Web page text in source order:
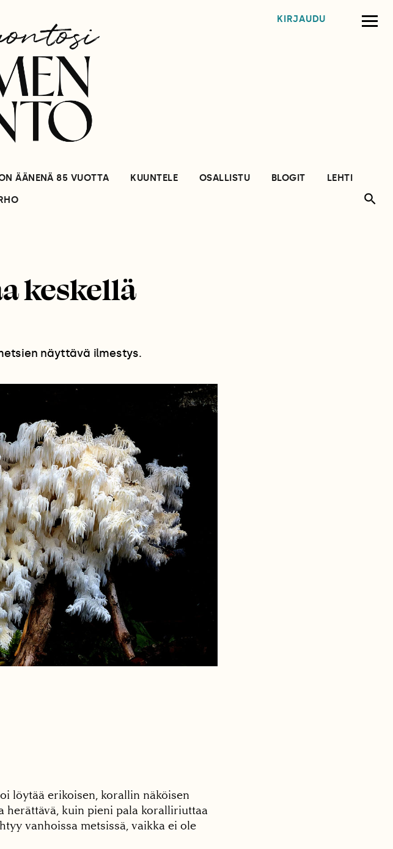
KIRJAUDU
ÄÄNENÄ 85 VUOTTA KUUNTELE OSALLISTU BLOGIT
LEHTI
keskellä
näyttävä ilmestys.
löytää erikoisen, korallin näköisen
herättävä, kuin pieni pala koralliriuttaa
vanhoissa metsissä, vaikka ei ole